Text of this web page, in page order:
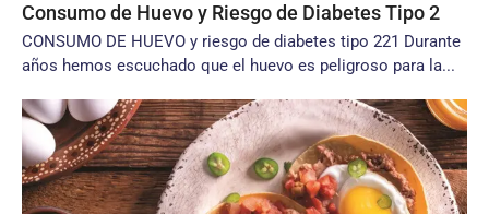
Consumo de Huevo y Riesgo de Diabetes Tipo 2
CONSUMO DE HUEVO y riesgo de diabetes tipo 221 Durante
años hemos escuchado que el huevo es peligroso para la...